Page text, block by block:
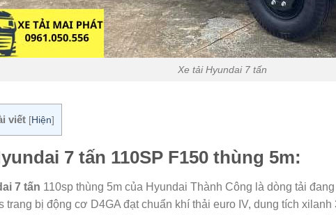
Xe tải Hyundai 7 tấn
viết [Hiện]
7 tấn 110SP F150 thùng 5m:
7 tấn 110sp thùng 5m của Hyundai Thành Công là dòng tải
trang bị động cơ D4GA đạt chuẩn khí thải euro IV, dung tích